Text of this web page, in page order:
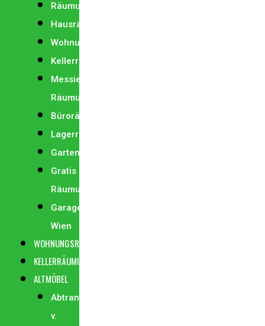
Räumung
Hausräumung
Wohnungsräumung
Kellerräumung
Messie
Räumung
Büroräumung
Lagerräumung
Gartenräumung
Gratis
Räumungen
Garagenräumung
Wien
WOHNUNGSRÄUMUNG
KELLERRÄUMUNG
ALTMÖBEL
Abtransport
v.